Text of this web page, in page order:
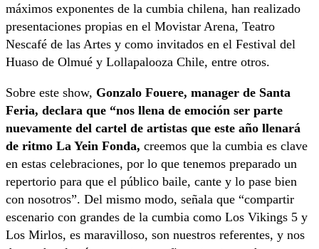
máximos exponentes de la cumbia chilena, han realizado
presentaciones propias en el Movistar Arena, Teatro
Nescafé de las Artes y como invitados en el Festival del
Huaso de Olmué y Lollapalooza Chile, entre otros.
Sobre este show, Gonzalo Fouere, manager de Santa
Feria, declara que “nos llena de emoción ser parte
nuevamente del cartel de artistas que este año llenará
de ritmo La Yein Fonda, creemos que la cumbia es clave
en estas celebraciones, por lo que tenemos preparado un
repertorio para que el público baile, cante y lo pase bien
con nosotros”. Del mismo modo, señala que “compartir
escenario con grandes de la cumbia como Los Vikings 5 y
Los Mirlos, es maravilloso, son nuestros referentes, y nos